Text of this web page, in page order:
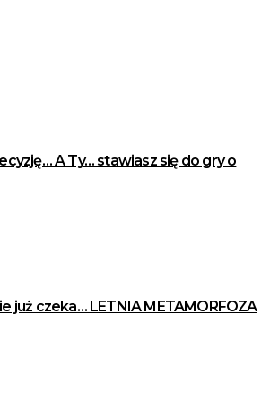
A Ty… stawiasz się do gry o
już czeka… LETNIA METAMORFOZA